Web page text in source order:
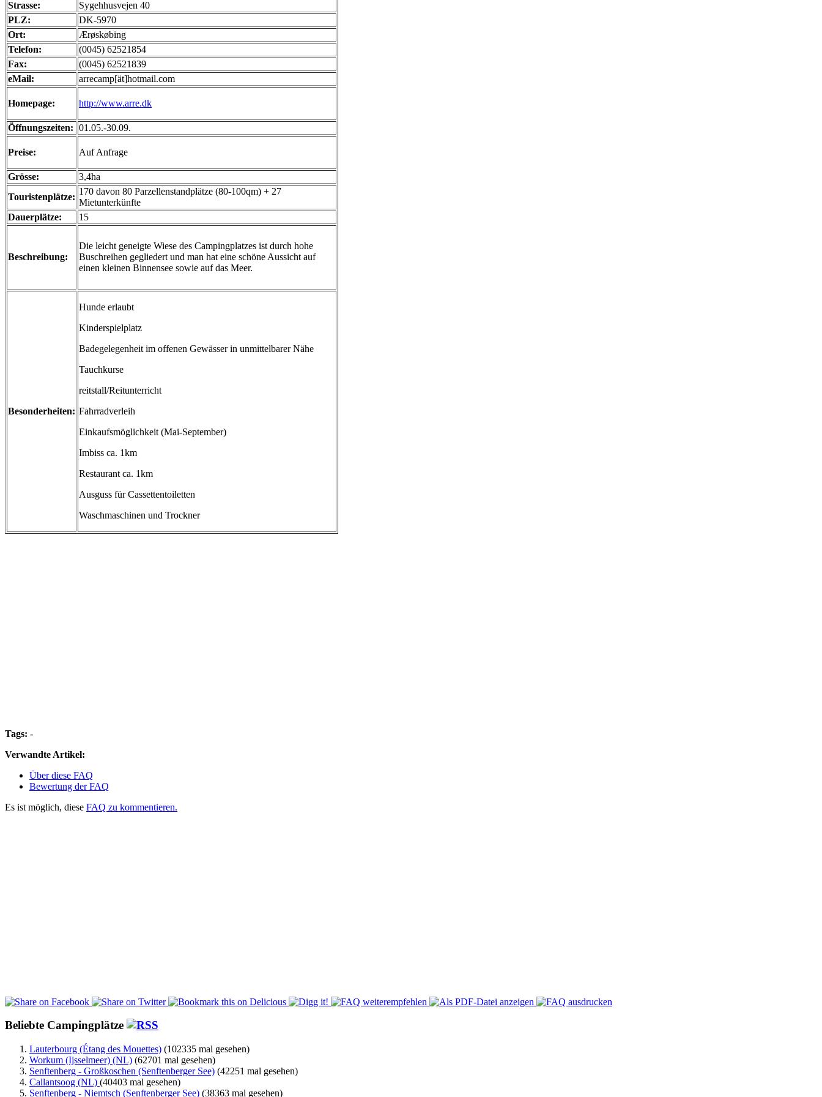
Strasse:
Sygehhusvejen 40
PLZ:
DK-5970
Ort:
Ærøskøbing
Telefon:
(0045) 62521854
Fax:
(0045) 62521839
eMail:
arrecamp[ät]hotmail.com
Homepage: http://www.arre.dk
Öffnungszeiten: 01.05.-30.09.
Preise: Auf Anfrage
Grösse:
3,4ha
Touristenplätze:
170 davon 80 Parzellenstandplätze (80-100qm) + 27
Mietunterkünfte
Dauerplätze:
15
Beschreibung:
Die leicht geneigte Wiese des Campingplatzes ist durch hohe
Buschreihen gegliedert und man hat eine schöne Aussicht auf
einen kleinen Binnensee sowie auf das Meer.
Besonderheiten:
Hunde erlaubt
Kinderspielplatz
Badegelegenheit im offenen Gewässer in unmittelbarer Nähe
Tauchkurse
reitstall/Reitunterricht
Fahrradverleih
Einkaufsmöglichkeit (Mai-September)
Imbiss ca. 1km
Restaurant ca. 1km
Ausguss für Cassettentoiletten
Waschmaschinen und Trockner
Tags: -
Verwandte Artikel:
Über diese FAQ
Bewertung der FAQ
Es ist möglich, diese FAQ zu kommentieren.
Beliebte Campingplätze
Lauterbourg (Étang des Mouettes) (102335 mal gesehen)
Workum (Ijsselmeer) (NL) (62701 mal gesehen)
Senftenberg - Großkoschen (Senftenberger See) (42251 mal gesehen)
Callantsoog (NL) (40403 mal gesehen)
Senftenberg - Niemtsch (Senftenberger See) (38363 mal gesehen)